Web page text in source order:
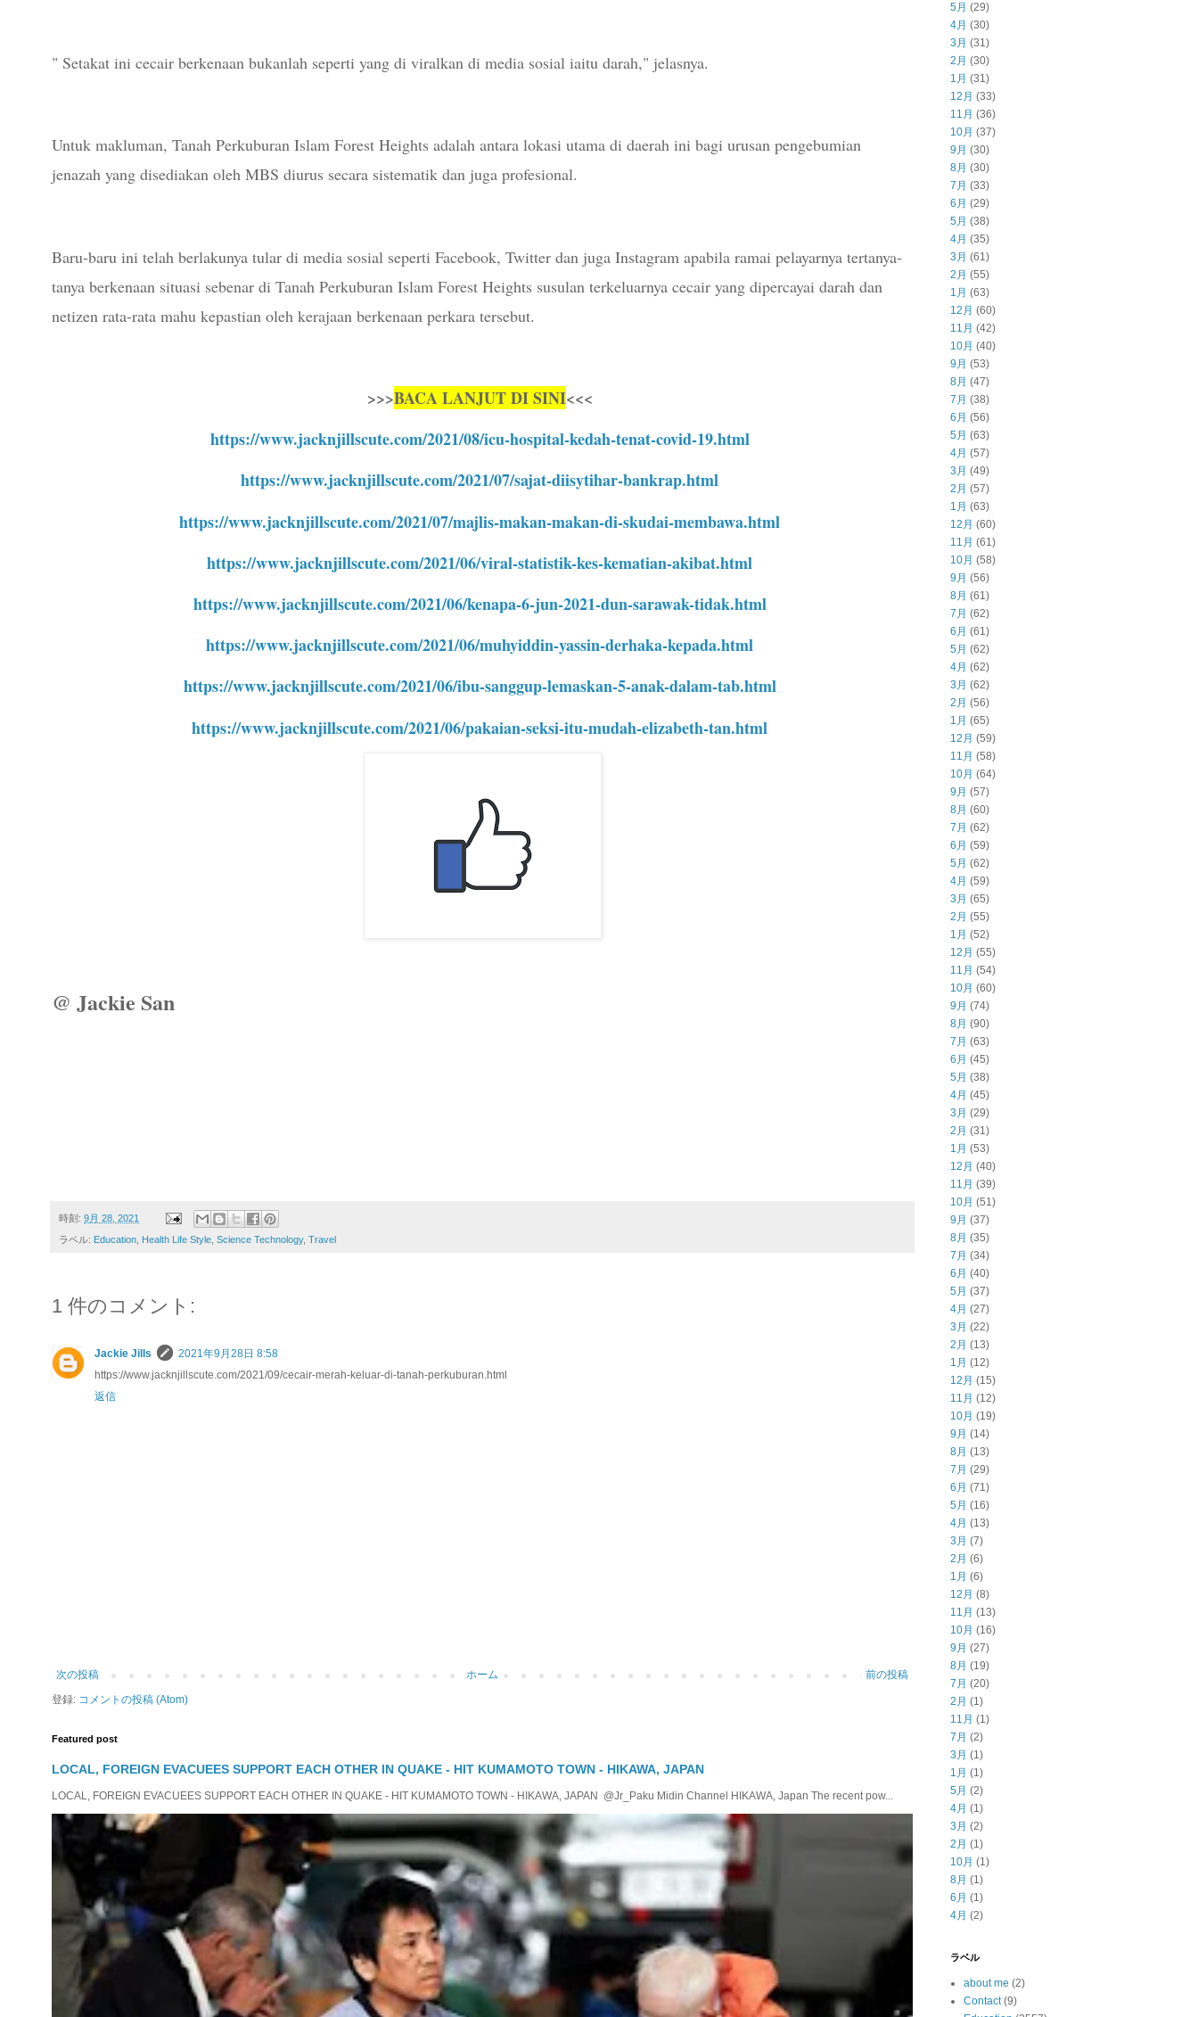
" Setakat ini cecair berkenaan bukanlah seperti yang di viralkan di media sosial iaitu darah," jelasnya.
Untuk makluman, Tanah Perkuburan Islam Forest Heights adalah antara lokasi utama di daerah ini bagi urusan pengebumian
jenazah yang disediakan oleh MBS diurus secara sistematik dan juga profesional.
Baru-baru ini telah berlakunya tular di media sosial seperti Facebook, Twitter dan juga Instagram apabila ramai pelayarnya tertanya-
tanya berkenaan situasi sebenar di Tanah Perkuburan Islam Forest Heights susulan terkeluarnya cecair yang dipercayai darah dan
netizen rata-rata mahu kepastian oleh kerajaan berkenaan perkara tersebut.
>>>BACA LANJUT DI SINI<<<
https://www.jacknjillscute.com/2021/08/icu-hospital-kedah-tenat-covid-19.html
https://www.jacknjillscute.com/2021/07/sajat-diisytihar-bankrap.html
https://www.jacknjillscute.com/2021/07/majlis-makan-makan-di-skudai-membawa.html
https://www.jacknjillscute.com/2021/06/viral-statistik-kes-kematian-akibat.html
https://www.jacknjillscute.com/2021/06/kenapa-6-jun-2021-dun-sarawak-tidak.html
https://www.jacknjillscute.com/2021/06/muhyiddin-yassin-derhaka-kepada.html
https://www.jacknjillscute.com/2021/06/ibu-sanggup-lemaskan-5-anak-dalam-tab.html
https://www.jacknjillscute.com/2021/06/pakaian-seksi-itu-mudah-elizabeth-tan.html
@ Jackie San
時刻: 9月 28, 2021
ラベル: Education Health Life Style Science Technology, Travel
1 件のコメント:
Jackie Jills
2021年9月28日 8:58
https://www.jacknjillscute.com/2021/09/cecair-merah-keluar-di-tanah-perkuburan.html
返信
次の投稿 前の投稿
ホーム
登録: コメントの投稿 (Atom)
Featured post
LOCAL, FOREIGN EVACUEES SUPPORT EACH OTHER IN QUAKE - HIT KUMAMOTO TOWN - HIKAWA, JAPAN
LOCAL, FOREIGN EVACUEES SUPPORT EACH OTHER IN QUAKE - HIT KUMAMOTO TOWN - HIKAWA, JAPAN @Jr_Paku Midin Channel HIKAWA, Japan The recent pow...
5月 (29)
4月 (30)
3月 (31)
2月 (30)
1月 (31)
12月 (33)
11月 (36)
10月 (37)
9月 (30)
8月 (30)
7月 (33)
6月 (29)
5月 (38)
4月 (35)
3月 (61)
2月 (55)
1月 (63)
12月 (60)
11月 (42)
10月 (40)
9月 (53)
8月 (47)
7月 (38)
6月 (56)
5月 (63)
4月 (57)
3月 (49)
2月 (57)
1月 (63)
12月 (60)
11月 (61)
10月 (58)
9月 (56)
8月 (61)
7月 (62)
6月 (61)
5月 (62)
4月 (62)
3月 (62)
2月 (56)
1月 (65)
12月 (59)
11月 (58)
10月 (64)
9月 (57)
8月 (60)
7月 (62)
6月 (59)
5月 (62)
4月 (59)
3月 (65)
2月 (55)
1月 (52)
12月 (55)
11月 (54)
10月 (60)
9月 (74)
8月 (90)
7月 (63)
6月 (45)
5月 (38)
4月 (45)
3月 (29)
2月 (31)
1月 (53)
12月 (40)
11月 (39)
10月 (51)
9月 (37)
8月 (35)
7月 (34)
6月 (40)
5月 (37)
4月 (27)
3月 (22)
2月 (13)
1月 (12)
12月 (15)
11月 (12)
10月 (19)
9月 (14)
8月 (13)
7月 (29)
6月 (71)
5月 (16)
4月 (13)
3月 (7)
2月 (6)
1月 (6)
12月 (8)
11月 (13)
10月 (16)
9月 (27)
8月 (19)
7月 (20)
2月 (1)
11月 (1)
7月 (2)
3月 (1)
1月 (1)
5月 (2)
4月 (1)
3月 (2)
2月 (1)
10月 (1)
8月 (1)
6月 (1)
4月 (2)
ラベル
about me (2)
Contact (9)